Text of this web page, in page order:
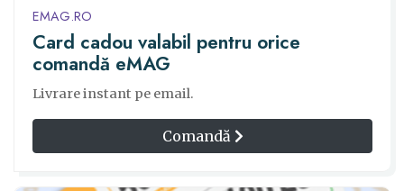
EMAG.RO
Card cadou valabil pentru orice
comandă eMAG
Livrare instant pe email.
Comandă